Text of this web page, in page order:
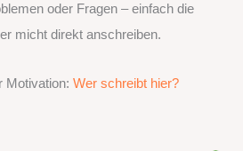
oder Fragen – einfach die
micht direkt anschreiben.
Motivation:Wer schreibt hier?